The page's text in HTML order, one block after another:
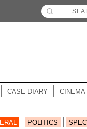
CASE DIARY CINEMA
POLITICS